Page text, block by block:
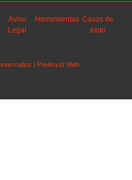
Aviso
Legal
Herramientas Casos de
éxito
| PreAsyst Web